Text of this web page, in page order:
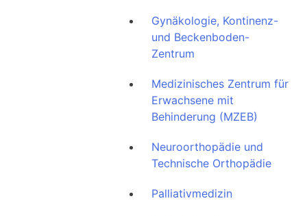
Gynäkologie, Kontinenz-
und Beckenboden-
Zentrum
Medizinisches Zentrum für
Erwachsene mit
Behinderung (MZEB)
Neuroorthopädie und
Technische Orthopädie
Palliativmedizin